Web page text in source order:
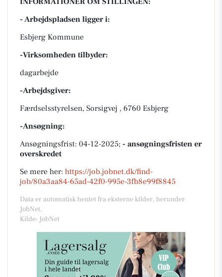
- Arbejdspladsen ligger i:
Esbjerg Kommune
-Virksomheden tilbyder:
dagarbejde
-Arbejdsgiver:
Færdselsstyrelsen, Sorsigvej , 6760 Esbjerg
-Ansøgning:
Ansøgningsfrist: 04-12-2025; - ansøgningsfristen er
overskredet
Se mere her: https://job.jobnet.dk/find-
job/80a3aa84-65ad-42f0-995e-3fb8e99f8845
Data er automatisk hentet fra eksterne kilder, herunder
JobNet.
Kilde: JobNet